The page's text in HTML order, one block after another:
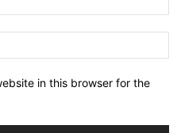
in this browser for the